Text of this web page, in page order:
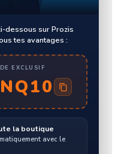
dessous sur Prozis
tes avantages :
EXCLUSIF
la boutique
avec le